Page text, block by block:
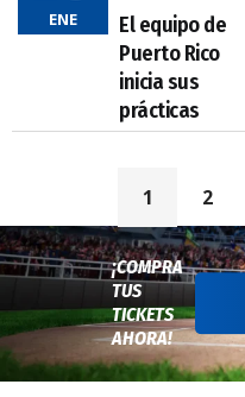
¡COMPRA
TUS
TICKETS
AHORA!
ENE
1 2